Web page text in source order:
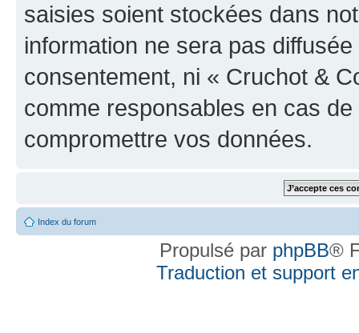
saisies soient stockées dans
information ne sera pas
consentement, ni « Cruchot &
comme responsables en cas
compromettre vos données.
Index du forum
Propulsé par phpBB®
Traduction et support